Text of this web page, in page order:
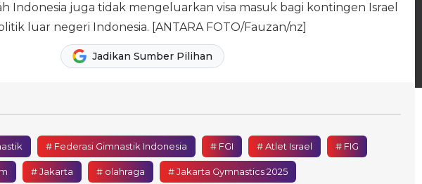
Indonesia juga tidak mengeluarkan visa masuk bagi kontingen Israel
luar negeri Indonesia. [ANTARA FOTO/Fauzan/nz]
Jadikan Sumber Pilihan
# Federasi Gimnastik Indonesia # FGI # Atlet Israel # FIG
# Jakarta # olahraga # Jakarta Gymnastics 2025